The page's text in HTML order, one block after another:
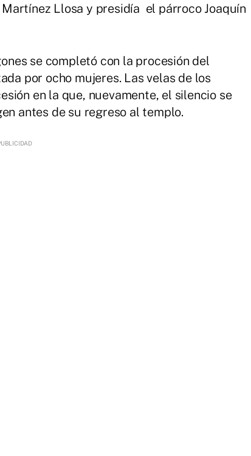
Llosa y presidía el párroco Joaquín
se completó con la procesión del
por ocho mujeres. Las velas de los
en la que, nuevamente, el silencio se
antes de su regreso al templo.